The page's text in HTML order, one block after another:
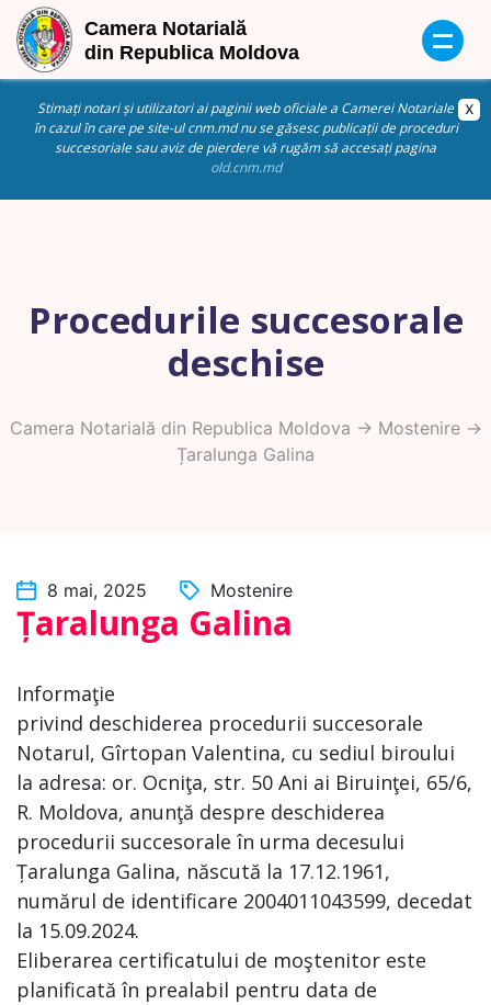
Stimați notari și utilizatori ai paginii web oficiale a Camerei Notariale
în cazul în care pe site-ul cnm.md nu se găsesc publicații de proceduri
succesoriale sau aviz de pierdere vă rugăm să accesați pagina
old.cnm.md
Procedurile succesorale
deschise
Camera Notarială din Republica Moldova -> Mostenire->
Țaralunga Galina
8 mai, 2025 Mostenire
Țaralunga Galina
Informaţie
privind deschiderea procedurii succesorale
Notarul, Gîrtopan Valentina, cu sediul biroului
la adresa: or. Ocniţa, str. 50 Ani ai Biruinţei, 65/6,
R. Moldova, anunţă despre deschiderea
procedurii succesorale în urma decesului
Țaralunga Galina, născută la 17.12.1961,
numărul de identificare 2004011043599, decedat
la 15.09.2024.
Eliberarea certificatului de moştenitor este
planificată în prealabil pentru data de